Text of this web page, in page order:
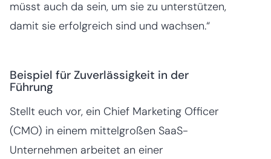
müsst auch da sein, um sie zu unterstützen,
damit sie erfolgreich sind und wachsen.“
Beispiel für Zuverlässigkeit in der
Führung
Stellt euch vor, ein Chief Marketing Officer
(CMO) in einem mittelgroßen SaaS-
Unternehmen arbeitet an einer